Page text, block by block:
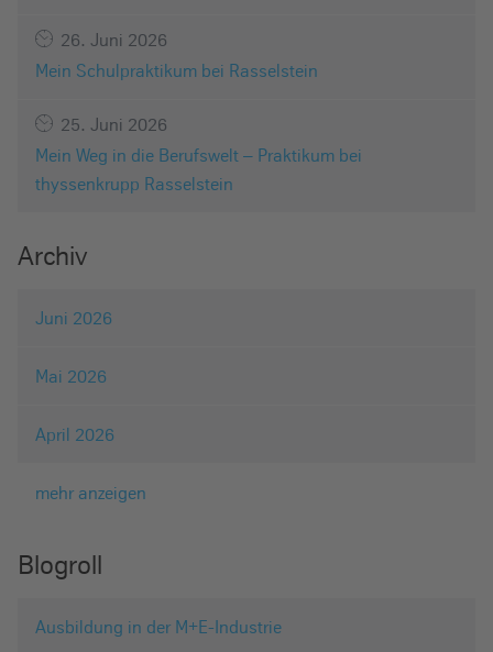
26. Juni 2026
Mein Schulpraktikum bei Rasselstein
25. Juni 2026
Mein Weg in die Berufswelt – Praktikum bei
thyssenkrupp Rasselstein
Archiv
Juni 2026
Mai 2026
April 2026
mehr anzeigen
Blogroll
Ausbildung in der M+E-Industrie